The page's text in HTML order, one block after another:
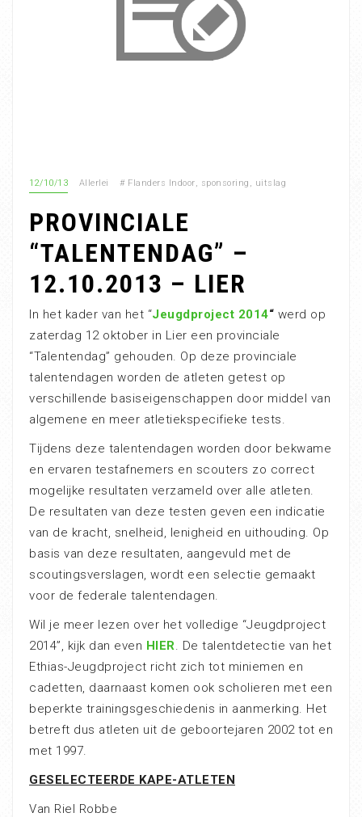
12/10/13 Allerlei # Flanders Indoor, sponsoring , uitslag
PROVINCIALE
“TALENTENDAG” –
12.10.2013 – LIER
In het kader van het “Jeugdproject 2014“ werd op
zaterdag 12 oktober in Lier een provinciale
“Talentendag” gehouden. Op deze provinciale
talentendagen worden de atleten getest op
verschillende basiseigenschappen door middel van
algemene en meer atletiekspecifieke tests.
Tijdens deze talentendagen worden door bekwame
en ervaren testafnemers en scouters zo correct
mogelijke resultaten verzameld over alle atleten.
De resultaten van deze testen geven een indicatie
van de kracht, snelheid, lenigheid en uithouding. Op
basis van deze resultaten, aangevuld met de
scoutingsverslagen, wordt een selectie gemaakt
voor de federale talentendagen.
Wil je meer lezen over het volledige “Jeugdproject
2014”, kijk dan even HIER. De talentdetectie van het
Ethias-Jeugdproject richt zich tot miniemen en
cadetten, daarnaast komen ook scholieren met een
beperkte trainingsgeschiedenis in aanmerking. Het
betreft dus atleten uit de geboortejaren 2002 tot en
met 1997.
GESELECTEERDE KAPE-ATLETEN
Van Riel Robbe